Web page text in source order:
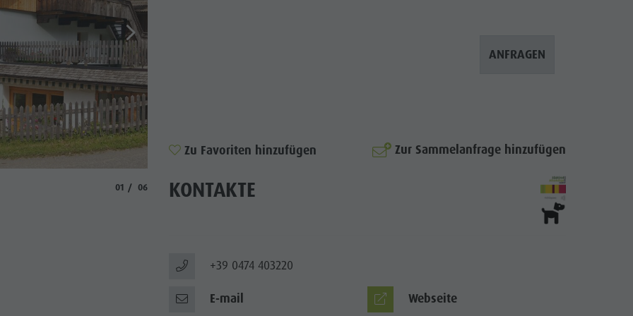
UMGEBUNG
& HANDWERK
EVENTS
© Gschliererhof © Gschliererhof
aria.slide_indicator.prefix
01 aria.slide_indicator.of
06
ANFRAGEN
Zur Sammelanfrage hinzufügen
Zu Favoriten hinzufügen
KONTAKTE
+39 0474 403220
E-mail Webseite